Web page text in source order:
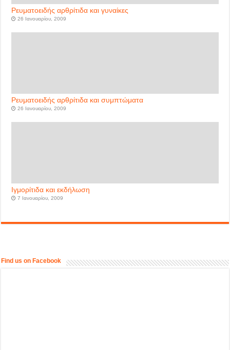
Ρευματοειδής αρθρίτιδα και γυναίκες
26 Ιανουαρίου, 2009
Ρευματοειδής αρθρίτιδα και συμπτώματα
26 Ιανουαρίου, 2009
Ιγμορίτιδα και εκδήλωση
7 Ιανουαρίου, 2009
Find us on Facebook